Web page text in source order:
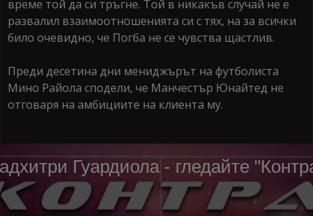
време той да си тръгне. Той в никакъв случай не е
развалил взаимоотношенията си с тях, на за всички
било очевидно, че Погба не се чувства щастлив.
Преди десетина дни мениджърът на футболиста
Мино Райола сподели, че Манчестър Юнайтед не
отговаря на амбициите на клиента му.